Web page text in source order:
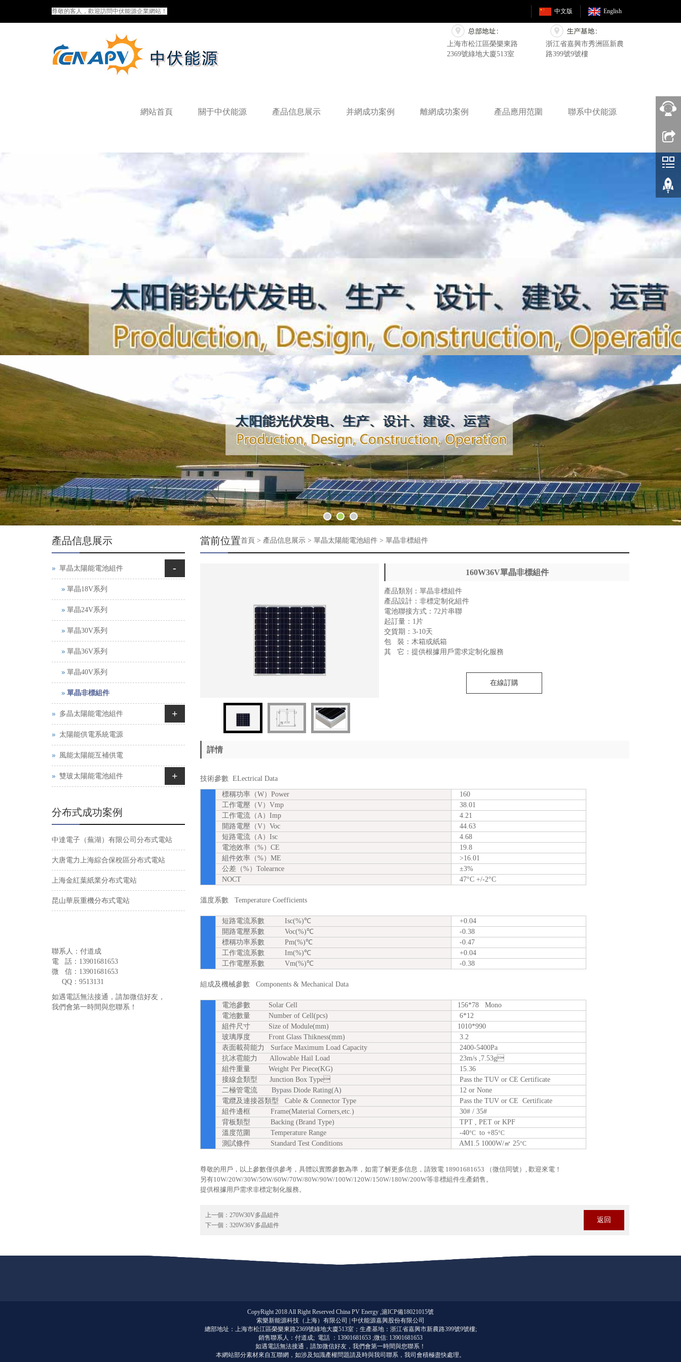
尊敬的客人，歡迎訪問中伏能源企業網站！ English
中文版
上海市松江區榮樂東路
2369號綠地大廈513室
浙江省嘉興市秀洲區新農
路399號9號樓
網站首頁 關于中伏能源 產品信息展示 并網成功案例 離網成功案例 產品應用范圍 聯系中伏能源
當前位置首頁 > 產品信息展示> 單晶太陽能電池組件> 單晶非標組件
160W36V單晶非標組件
產品類別：單晶非標組件
產品設計：非標定制化組件
電池聯接方式：72片串聯
起訂量：1片
交貨期：3-10天
包 裝：木箱或紙箱
其 它：提供根據用戶需求定制化服務
在線訂購
詳情
技術參數 ELectrical Data
標稱功率（W）Power
160
工作電壓（V）Vmp
38.01
工作電流（A）Imp
4.21
開路電壓（V）Voc
44.63
短路電流（A）Isc
4.68
電池效率（%）CE
19.8
組件效率（%）ME
>16.01
公差（%）Tolearnce
±3%
NOCT
47°C +/-2°C
溫度系數 Temperature Coefficients
短路電流系數 Isc(%)℃
+0.04
開路電壓系數 Voc(%)℃
-0.38
標稱功率系數 Pm(%)℃
-0.47
工作電流系數 Im(%)℃
+0.04
工作電壓系數 Vm(%)℃
-0.38
組成及機械參數 Components & Mechanical Data
電池參數 Solar Cell
156*78 Mono
電池數量 Number of Cell(pcs)
6*12
組件尺寸 Size of Module(mm)
1010*990
玻璃厚度 Front Glass Thikness(mm)
3.2
表面載荷能力 Surface Maximum Load Capacity
2400-5400Pa
抗冰雹能力 Allowable Hail Load
23m/s ,7.53g
組件重量 Weight Per Piece(KG)
15.36
接線盒類型 Junction Box Type
Pass the TUV or CE Certificate
二極管電流
Bypass Diode Rating(A)
12 or None
電纜及連接器類型 Cable & Connector Type
Pass the TUVor CE Certificate
組件邊框 Frame(Material Corners,etc.)
30# / 35#
背板類型 Backing (Brand Type)
TPT , PET or KPF
溫度范圍 Temperature Range
-40°C to +85°C
測試條件 Standard Test Conditions AM1.5 1000W/㎡ 25°C
尊敬的用戶， 以上參數僅供參考，具體以實際參數為準， 如需了解更多信息，請致電 18901681653 （微信同號）, 歡迎來電！
另有10W/20W/30W/50W/60W/70W/80W/90W/100W/120W/150W/180W/200W等非標組件生產銷售 。
提供根據用戶需求非標定制化服務。
上一個： 270W30V多晶組件
下一個： 320W36V多晶組件
返回
產品信息展示
單晶太陽能電池組件 -
單晶18V系列
單晶24V系列
單晶30V系列
單晶36V系列
單晶40V系列
單晶非標組件
多晶太陽能電池組件 +
太陽能供電系統電源
風能太陽能互補供電
雙玻太陽能電池組件 +
分布式成功案例
中達電子（蕪湖）有限公司分布式電站
大唐電力上海綜合保稅區分布式電站
上海金紅葉紙業分布式電站
昆山華辰重機分布式電站
聯系人：付道成
電 話：13901681653
微 信：13901681653
QQ：9513131
如遇電話無法接通，請加微信好友，
我們會第一時間與您聯系！
CopyRight 2018 All Right Reserved China PV Energy , 滬ICP備18021015號
索樂新能源科技（上海）有限公司 | 中伏能源嘉興股份有限公司
總部地址：上海市松江區榮樂東路2369號綠地大廈513室；生產基地：浙江省嘉興市新農路399號9號樓;
銷售聯系人：付道成; 電話 ：13901681653 ;微信: 13901681653
如遇電話無法接通，請加微信好友， 我們會第一時間與您聯系！
本網站部分素材來自互聯網，如涉及知識產權問題請及時與我司聯系，我司會積極盡快處理。